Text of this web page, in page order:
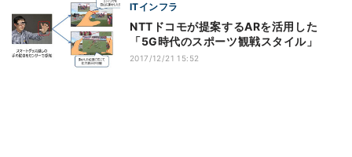
ITインフラ
NTTドコモが提案するARを活用した
「5G時代のスポーツ観戦スタイル」
2017/12/21 15:52